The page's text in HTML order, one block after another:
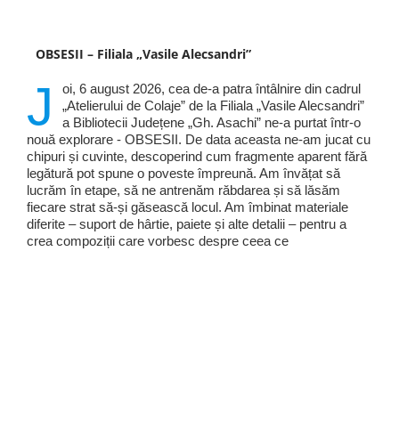
OBSESII – Filiala „Vasile Alecsandri”
J
oi, 6 august 2026, cea de-a patra întâlnire din cadrul
„Atelierului de Colaje” de la Filiala „Vasile Alecsandri”
a Bibliotecii Județene „Gh. Asachi” ne-a purtat într-o
nouă explorare - OBSESII. De data aceasta ne-am jucat cu
chipuri și cuvinte, descoperind cum fragmente aparent fără
legătură pot spune o poveste împreună. Am învățat să
lucrăm în etape, să ne antrenăm răbdarea și să lăsăm
fiecare strat să-și găsească locul. Am îmbinat materiale
diferite – suport de hârtie, paiete și alte detalii – pentru a
crea compoziții care vorbesc despre ceea ce